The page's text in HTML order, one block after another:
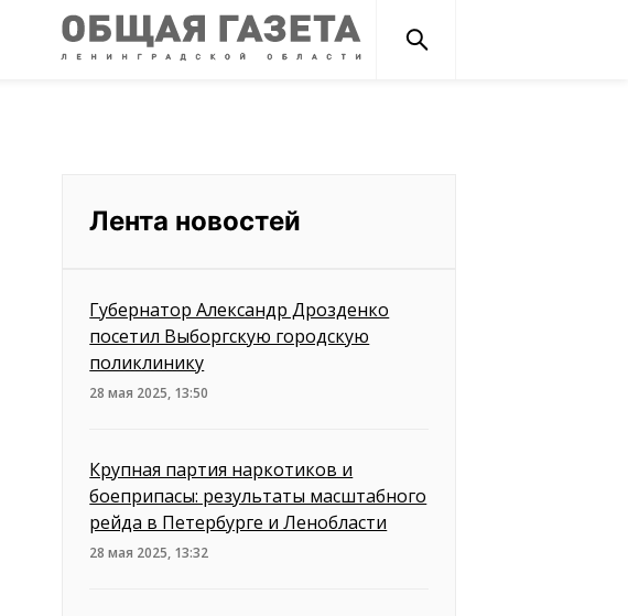
Лента новостей
Губернатор Александр Дрозденко
посетил Выборгскую городскую
поликлинику
28 мая 2025, 13:50
Крупная партия наркотиков и
боеприпасы: результаты масштабного
рейда в Петербурге и Ленобласти
28 мая 2025, 13:32